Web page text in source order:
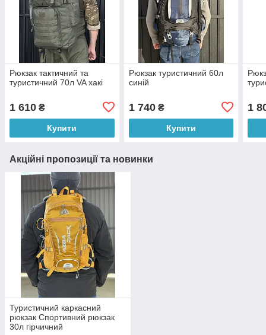
Рюкзак тактичний та
туристичний 70л VA хакі
1 610 ₴
Купити
Рюкзак туристичний 60л
синій
1 740₴
Купити
1
Акційні пропозиції та новинки
Туристичний каркасний
рюкзак Спортивний рюкзак
30л гірчичний